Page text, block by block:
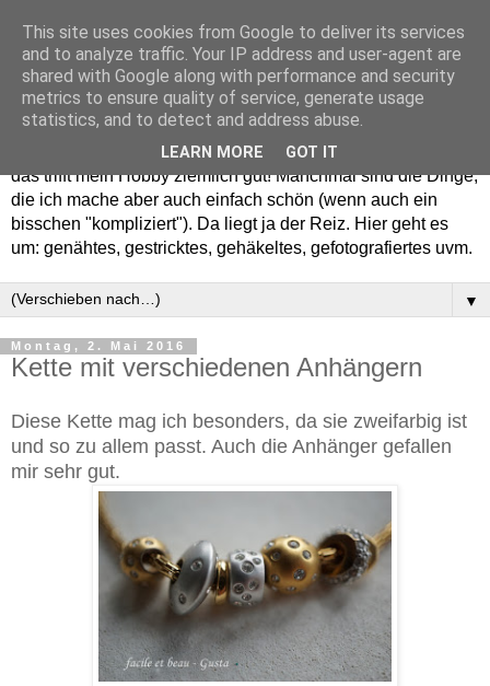
Willkommen in meinem "Wohnzimmer". Einfach und schön -
das trifft mein Hobby ziemlich gut! Manchmal sind die Dinge,
die ich mache aber auch einfach schön (wenn auch ein
bisschen "kompliziert"). Da liegt ja der Reiz. Hier geht es
um: genähtes, gestricktes, gehäkeltes, gefotografiertes uvm.
▼
Montag, 2. Mai 2016
Kette mit verschiedenen Anhängern
Diese Kette mag ich besonders, da sie zweifarbig ist
und so zu allem passt. Auch die Anhänger gefallen
mir sehr gut.
This site uses cookies from Google to deliver its services
and to analyze traffic. Your IP address and user-agent are
shared with Google along with performance and security
metrics to ensure quality of service, generate usage
statistics, and to detect and address abuse.
LEARN MORE GOT IT